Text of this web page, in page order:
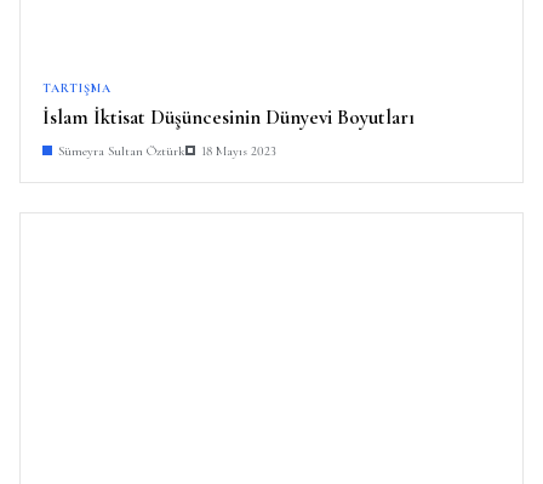
TARTIŞMA
İslam İktisat Düşüncesinin Dünyevi Boyutları
Sümeyra Sultan Öztürk 18 Mayıs 2023